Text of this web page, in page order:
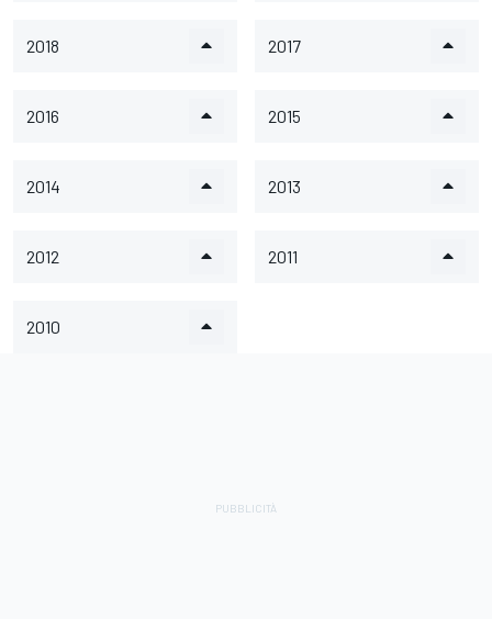
2018 2017
2016 2015
2014 2013
2012 2011
2010